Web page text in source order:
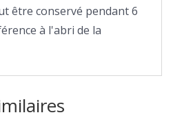
être conservé pendant 6
à l'abri de la